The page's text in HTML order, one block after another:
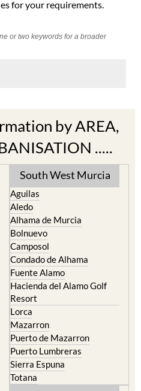
for your requirements.
or two keywords for a broader
by AREA,
.....
South West Murcia
Aguilas
Aledo
Alhama de Murcia
Bolnuevo
Camposol
Condado de Alhama
Fuente Alamo
Hacienda del Alamo Golf
Resort
Lorca
Mazarron
Puerto de Mazarron
Puerto Lumbreras
Sierra Espuna
Totana